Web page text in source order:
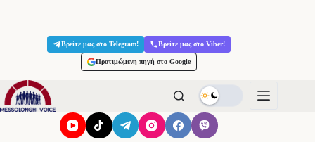
Βρείτε μας στο Telegram! Βρείτε μας στο Viber!
Προτιμώμενη πηγή στο Google